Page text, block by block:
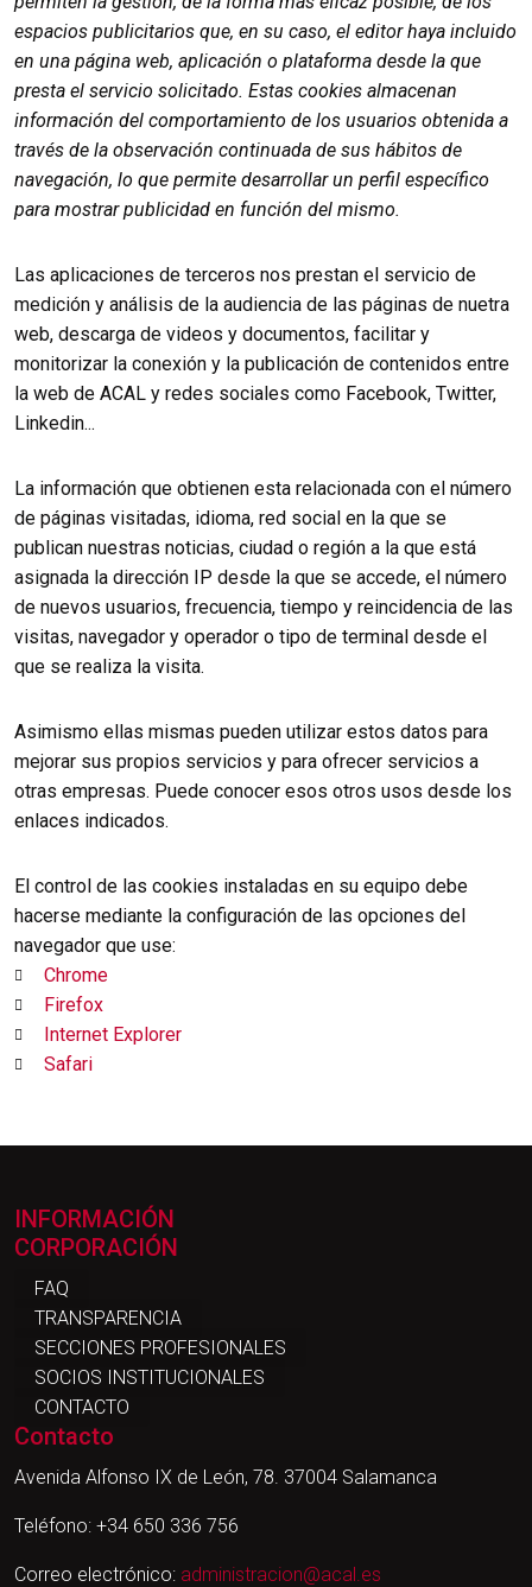
espacios publicitarios que, en su caso, el editor haya incluido
en una página web, aplicación o plataforma desde la que
presta el servicio solicitado. Estas cookies almacenan
información del comportamiento de los usuarios obtenida a
través de la observación continuada de sus hábitos de
navegación, lo que permite desarrollar un perfil específico
para mostrar publicidad en función del mismo.
Las aplicaciones de terceros nos prestan el servicio de
medición y análisis de la audiencia de las páginas de nuetra
web, descarga de videos y documentos, facilitar y
monitorizar la conexión y la publicación de contenidos entre
la web de ACAL y redes sociales como Facebook, Twitter,
Linkedin...
La información que obtienen esta relacionada con el número
de páginas visitadas, idioma, red social en la que se
publican nuestras noticias, ciudad o región a la que está
asignada la dirección IP desde la que se accede, el número
de nuevos usuarios, frecuencia, tiempo y reincidencia de las
visitas, navegador y operador o tipo de terminal desde el
que se realiza la visita.
Asimismo ellas mismas pueden utilizar estos datos para
mejorar sus propios servicios y para ofrecer servicios a
otras empresas. Puede conocer esos otros usos desde los
enlaces indicados.
El control de las cookies instaladas en su equipo debe
hacerse mediante la configuración de las opciones del
navegador que use:
Chrome
Firefox
Internet Explorer
Safari
INFORMACIÓN
CORPORACIÓN
FAQ
TRANSPARENCIA
SECCIONES PROFESIONALES
SOCIOS INSTITUCIONALES
CONTACTO
Contacto
Avenida Alfonso IX de León, 78. 37004 Salamanca
Teléfono: +34 650 336 756
Correo electrónico: administracion@acal.es